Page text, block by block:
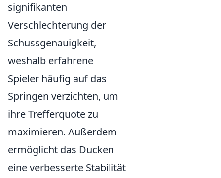
signifikanten
Verschlechterung der
Schussgenauigkeit,
weshalb erfahrene
Spieler häufig auf das
Springen verzichten, um
ihre Trefferquote zu
maximieren. Außerdem
ermöglicht das Ducken
eine verbesserte Stabilität